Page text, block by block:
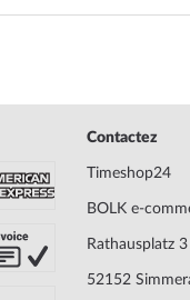
Contactez
Timeshop24
BOLK e-
Rathausplatz 3
52152